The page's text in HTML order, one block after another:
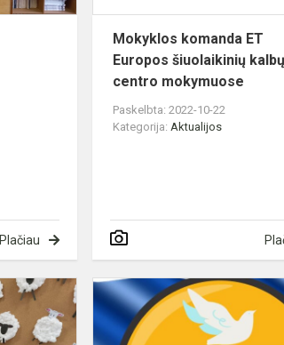
Plačiau
Mokyklos komanda ET
Europos šiuolaikinių kalbų
centro mokymuose
Paskelbta: 2022-10-22
Kategorija:Aktualijos
Nauja
edukacija